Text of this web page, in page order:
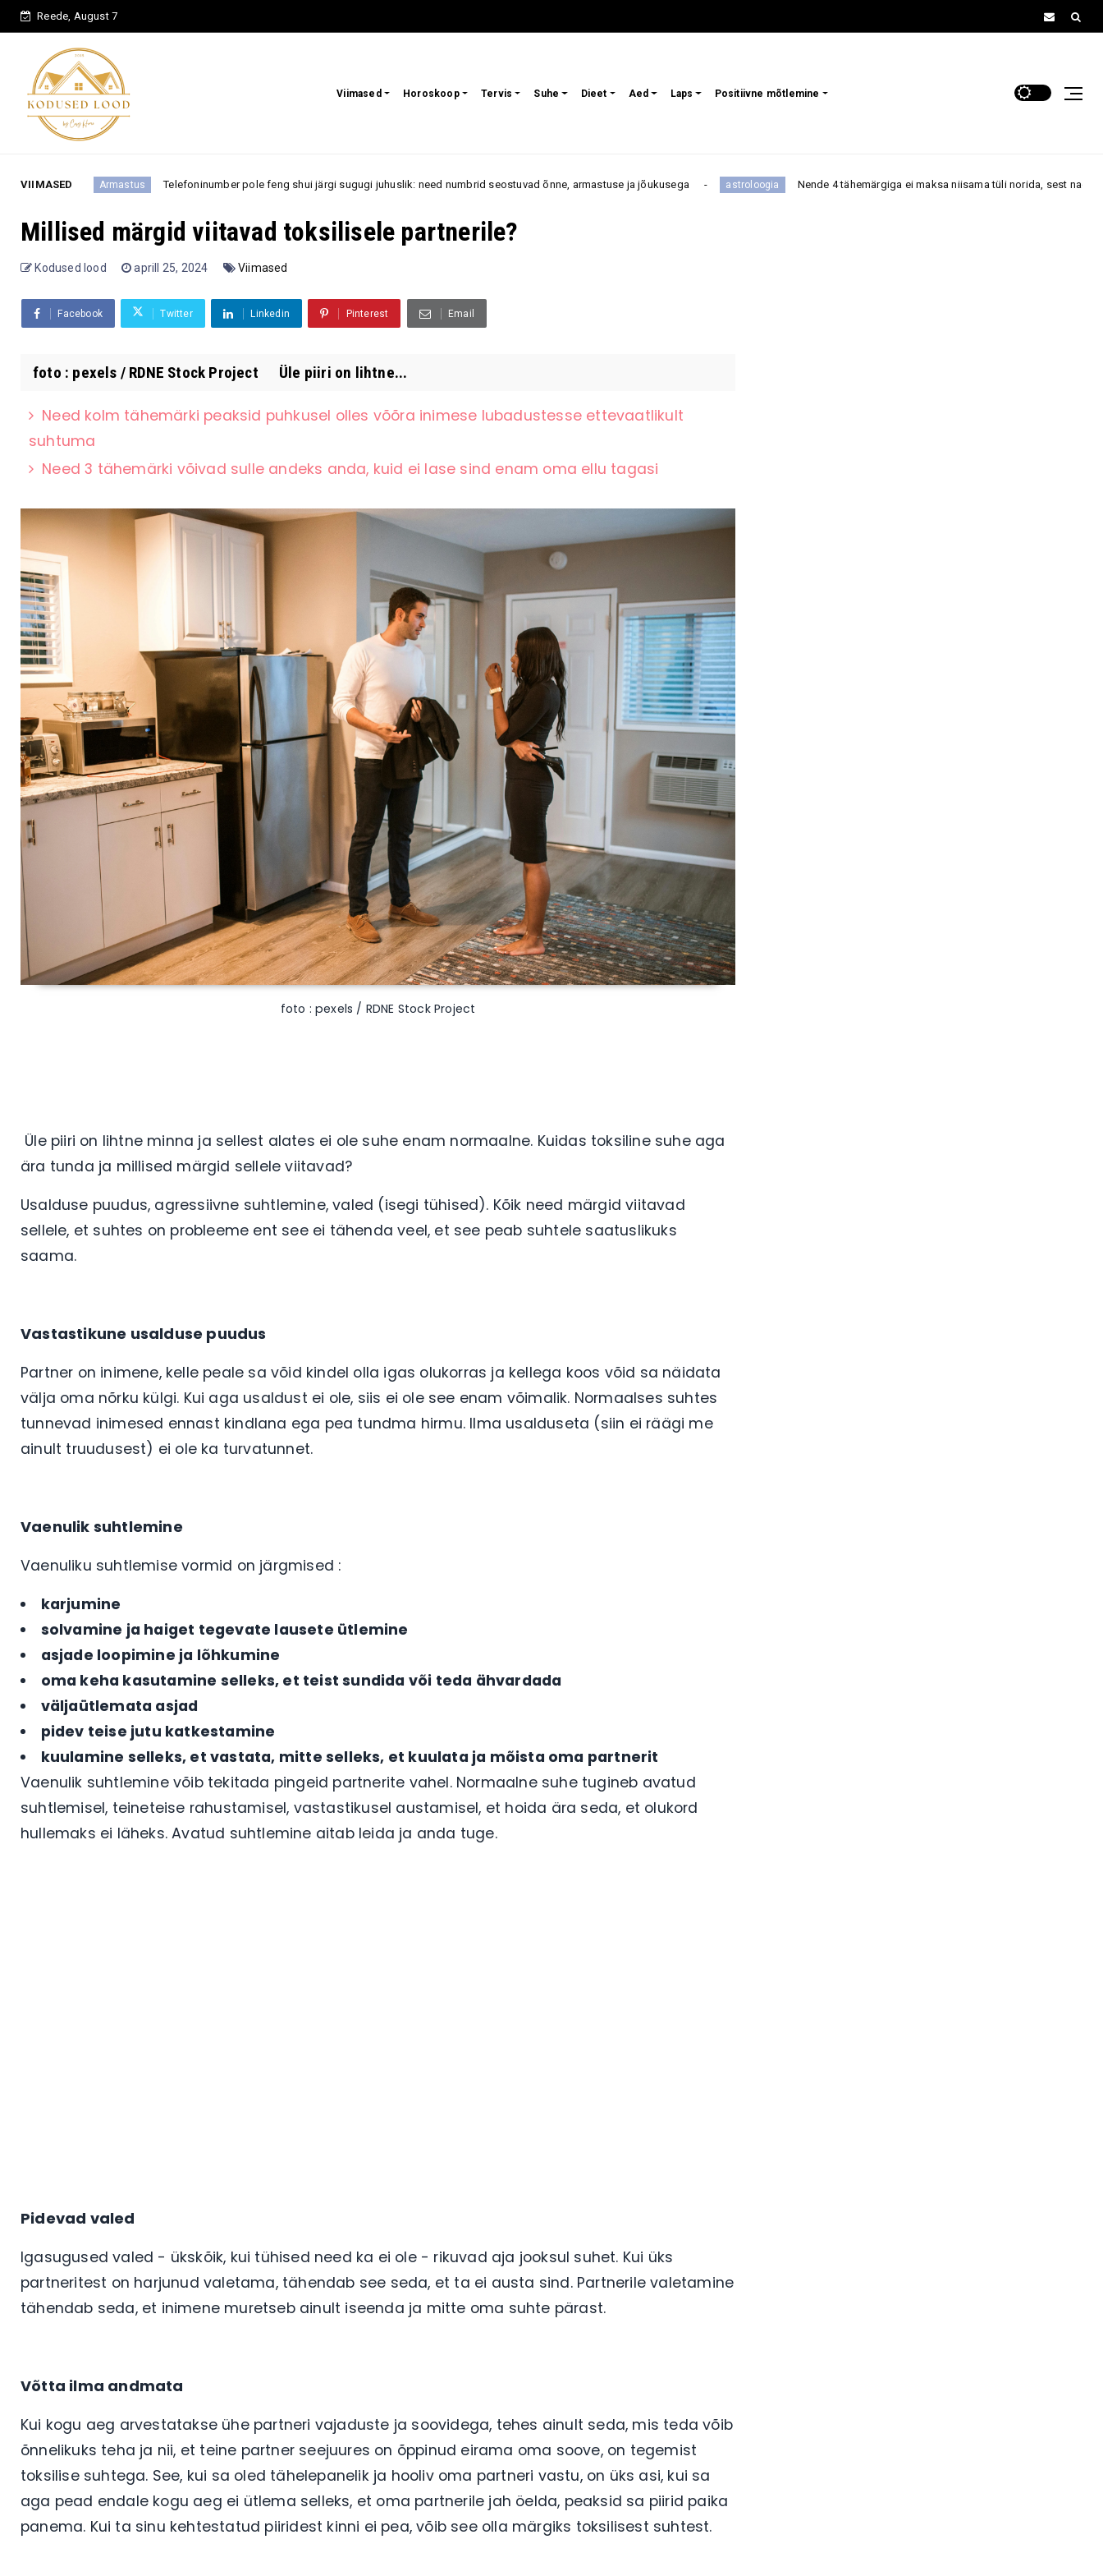
Reede, August 7
Viimased Horoskoop Tervis Suhe Dieet Aed Laps Positiivne mõtlemine
VIIMASEDTelefoninumber pole feng shui järgi sugugi juhuslik: need numbrid seostuvad õnne, armastuse ja jõukusega astroloogia Nende 4 tähemärgiga ei maksa niisama tüli norida, sest nad ei tagane kergesti ega
Millised märgid viitavad toksilisele partnerile?
Kodused lood aprill 25, 2024 Viimased
Facebook Twitter Linkedin Pinterest Email
foto : pexels / RDNE Stock Project Üle piiri on lihtne...
Need kolm tähemärki peaksid puhkusel olles võõra inimese lubadustesse ettevaatlikult
suhtuma
Need 3 tähemärki võivad sulle andeks anda, kuid ei lase sind enam oma ellu tagasi
foto : pexels / RDNE Stock Project
Üle piiri on lihtne minna ja sellest alates ei ole suhe enam normaalne. Kuidas toksiline suhe aga
ära tunda ja millised märgid sellele viitavad?
Usalduse puudus, agressiivne suhtlemine, valed (isegi tühised). Kõik need märgid viitavad
sellele, et suhtes on probleeme ent see ei tähenda veel, et see peab suhtele saatuslikuks
saama.
Vastastikune usalduse puudus
Partner on inimene, kelle peale sa võid kindel olla igas olukorras ja kellega koos võid sa näidata
välja oma nõrku külgi. Kui aga usaldust ei ole, siis ei ole see enam võimalik. Normaalses suhtes
tunnevad inimesed ennast kindlana ega pea tundma hirmu. Ilma usalduseta (siin ei räägi me
ainult truudusest) ei ole ka turvatunnet.
Vaenulik suhtlemine
Vaenuliku suhtlemise vormid on järgmised :
karjumine
solvamine ja haiget tegevate lausete ütlemine
asjade loopimine ja lõhkumine
oma keha kasutamine selleks, et teist sundida või teda ähvardada
väljaütlemata asjad
pidev teise jutu katkestamine
kuulamine selleks, et vastata, mitte selleks, et kuulata ja mõista oma partnerit
Vaenulik suhtlemine võib tekitada pingeid partnerite vahel. Normaalne suhe tugineb avatud
suhtlemisel, teineteise rahustamisel, vastastikusel austamisel, et hoida ära seda, et olukord
hullemaks ei läheks. Avatud suhtlemine aitab leida ja anda tuge.
Pidevad valed
Igasugused valed - ükskõik, kui tühised need ka ei ole - rikuvad aja jooksul suhet. Kui üks
partneritest on harjunud valetama, tähendab see seda, et ta ei austa sind. Partnerile valetamine
tähendab seda, et inimene muretseb ainult iseenda ja mitte oma suhte pärast.
Võtta ilma andmata
Kui kogu aeg arvestatakse ühe partneri vajaduste ja soovidega, tehes ainult seda, mis teda võib
õnnelikuks teha ja nii, et teine partner seejuures on õppinud eirama oma soove, on tegemist
toksilise suhtega. See, kui sa oled tähelepanelik ja hooliv oma partneri vastu, on üks asi, kui sa
aga pead endale kogu aeg ei ütlema selleks, et oma partnerile jah öelda, peaksid sa piirid paika
panema. Kui ta sinu kehtestatud piiridest kinni ei pea, võib see olla märgiks toksilisest suhtest.